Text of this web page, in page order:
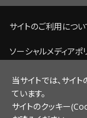
サイトのご利用につい
ソーシャルメディアポ
個人情報保護方針
脆弱性情報開示ポリ
当サイトでは、サイ
ています。
サイトのクッキー